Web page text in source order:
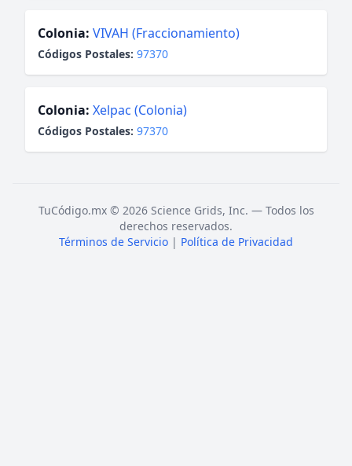
Colonia: VIVAH (Fraccionamiento)
Códigos Postales: 97370
Colonia: Xelpac (Colonia)
Códigos Postales: 97370
TuCódigo.mx © 2026 Science Grids, Inc. — Todos los
derechos reservados.
Términos de Servicio | Política de Privacidad